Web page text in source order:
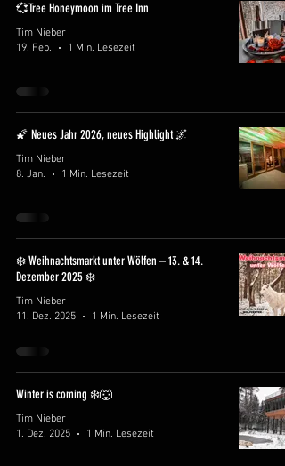
💞Tree Honeymoon im Tree Inn
Tim Nieber
19. Feb.
1 Min. Lesezeit
🌠 Neues Jahr 2026, neues Highlight 🌌
Tim Nieber
8. Jan.
1 Min. Lesezeit
❄️ Weihnachtsmarkt unter Wölfen – 13. & 14.
Dezember 2025 ❄️
Tim Nieber
11. Dez. 2025
1 Min. Lesezeit
Winter is coming ❄️🐺
Tim Nieber
1. Dez. 2025
1 Min. Lesezeit